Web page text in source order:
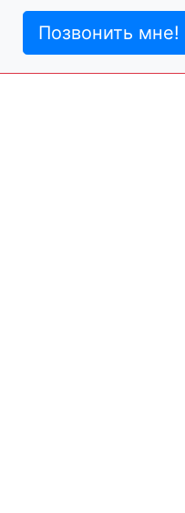
Позвонить мне!